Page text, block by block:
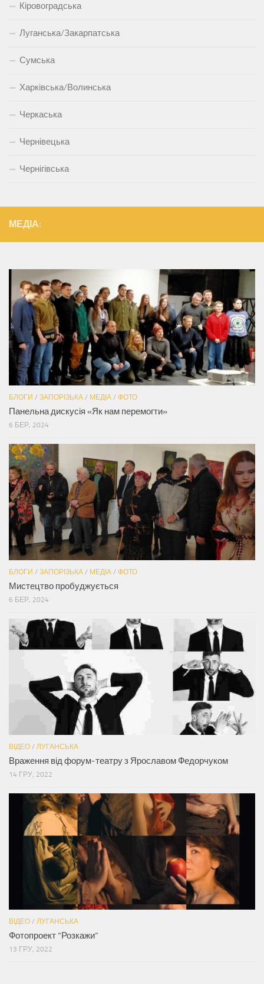
Кіровоградська
Луганська/Закарпатська
Сумська
Харківська/Волинська
Черкаська
Чернівецька
Чернігівська
МЕДІА:
БЛОГИ / ЗАПОРІЗЬКА / МЕДІА / ФОТО
Панельна дискусія «Як нам перемогти»
6 БЕР, 2024
БЛОГИ / ЗАПОРІЗЬКА / МЕДІА / ФОТО
Мистецтво пробуджується
6 БЕР, 2024
ВІДЕО / ЛУГАНСЬКА
Враження від форум-театру з Ярославом Федорчуком
14 ГРУ, 2022
ВІДЕО / ЛУГАНСЬКА
Фотопроект “Розкажи”
13 ГРУ, 2022